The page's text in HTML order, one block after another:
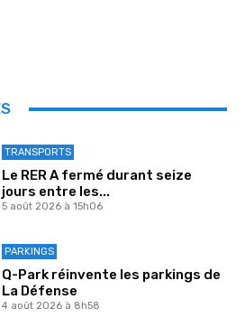
TRANSPORTS
Le RER A fermé durant seize
jours entre les...
5 août 2026 à 15h06
PARKINGS
Q-Park réinvente les parkings de
La Défense
4 août 2026 à 8h58